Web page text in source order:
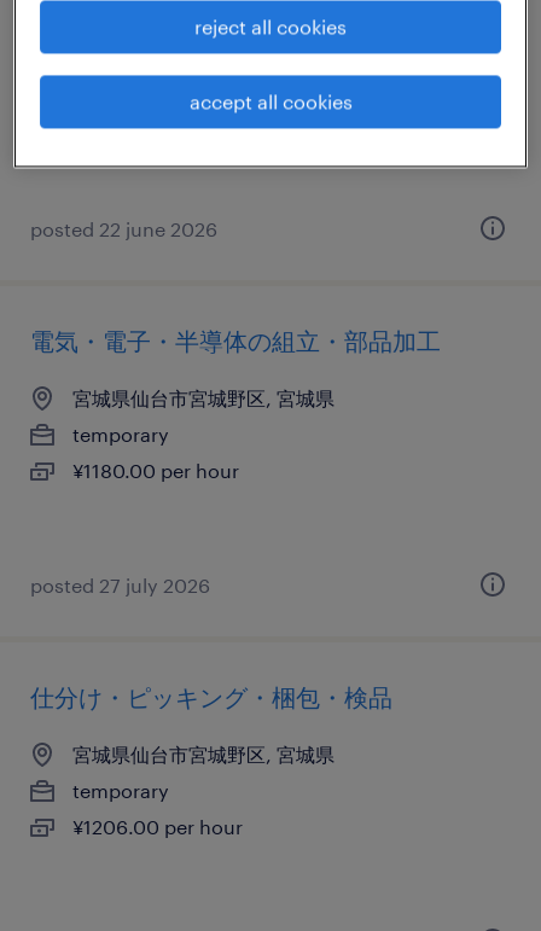
け・ピッキング・梱包
宮城県仙台市宮城野区, 宮城県
posted 22 june 2026
電気・電子・半導体の組立・部品加工
宮城県仙台市宮城野区, 宮城県
temporary
¥1180.00 per hour
posted 27 july 2026
仕分け・ピッキング・梱包・検品
宮城県仙台市宮城野区, 宮城県
temporary
¥1206.00 per hour
reject all cookies
accept all cookies